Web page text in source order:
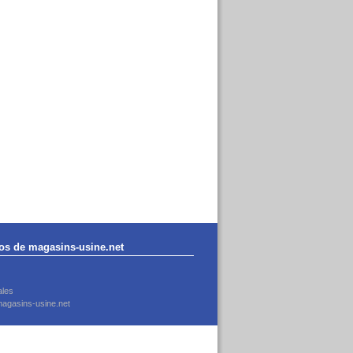
de magasins-usine.net
usine.net